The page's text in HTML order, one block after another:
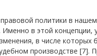
политики в нашем
Именно в этой концепции,
в числе которых
производстве [7].